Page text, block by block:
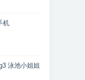
机
泳池小姐姐